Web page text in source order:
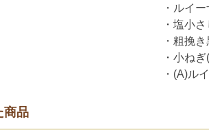
・ルイ
・塩小
・粗挽
・小ね
・(A)ル
商品